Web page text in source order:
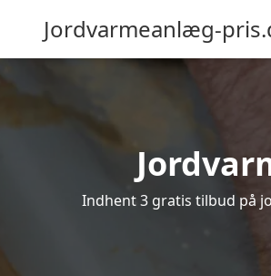
Jordvarmeanlæg-
Indhent 3 gratis tilbud på